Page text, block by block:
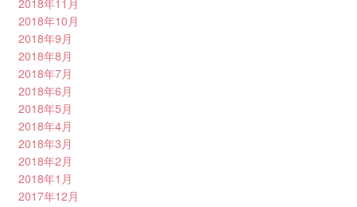
2018年10月
2018年9月
2018年8月
2018年7月
2018年6月
2018年5月
2018年4月
2018年3月
2018年2月
2018年1月
2017年12月